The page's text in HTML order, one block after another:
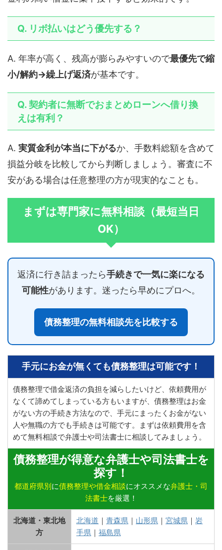
Q. リボ払いはどう優先する？
A. 年率が高く、残高が膨らみやすいので最優先で縮
小/解約→繰上げ返済が基本です。
Q. 契約者に無断でおまとめローンへ借り換
えは有利？
A. 実質金利が本当に下がるか、手数料総額を含めて
損益分岐を比較してから判断しましょう。審査に不
安がある場合は任意整理の方が現実的なことも。
まずは専門家に無料相談（最短当日
OK）
返済に行き詰まったら手続きで一気に楽になる
可能性があります。迷ったら早めにプロへ。
債務整理の無料相談先を比較する
手元にお金が無くても債務整理は可能です！
債務整理で借金返済の負担を減らしたいけど、依頼費用が
なくて諦めてしまっている方もいますが、債務整理はお金
がない方の手続き方法なので、手元にまったくお金がない
人や無職の方でも手続きは可能です。まずは依頼費用を含
めて無料相談で弁護士や司法書士に相談してみましょう。
債務整理が得意な弁護士や司法書士を
探す！
都道府県別に債務整理や借金相談にオススメな弁護士・司
法書士を厳選！
北海道・東北地
方
北海道 ｜ 青森県 ｜ 山形県 ｜ 宮城県 ｜ 岩
手県 ｜ 福島県